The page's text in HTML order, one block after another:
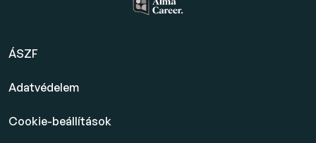
ÁSZF
Adatvédelem
Cookie-beállítások